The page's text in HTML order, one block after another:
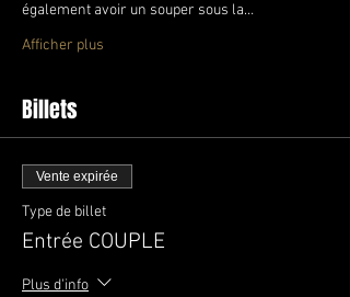
également avoir un souper sous la…
Afficher plus
Billets
Vente expirée
Type de billet
Entrée COUPLE
Plus d'info